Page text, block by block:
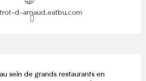
d-arnaud.eatbu.com
sein de grands restaurants en